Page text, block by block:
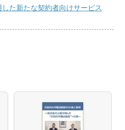
た新たな契約者向けサービス